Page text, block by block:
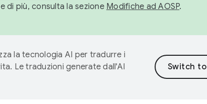
di più, consulta la sezione Modifiche ad AOSP.
la tecnologia AI per tradurre i
Le traduzioni generate dall'AI